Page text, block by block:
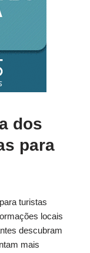
dos
para
turistas
locais
descubram
mais